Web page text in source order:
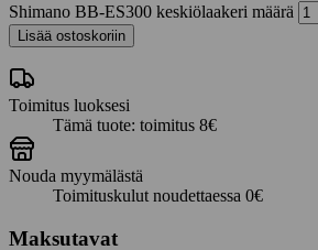
Shimano BB-ES300 keskiölaakeri määrä
Lisää ostoskoriin
Toimitus luoksesi
Tämä tuote: toimitus 8€
Nouda myymälästä
Toimituskulut noudettaessa 0€
Maksutavat